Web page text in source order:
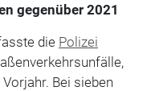
gegenüber 2021
die Polizei
Bei sieben